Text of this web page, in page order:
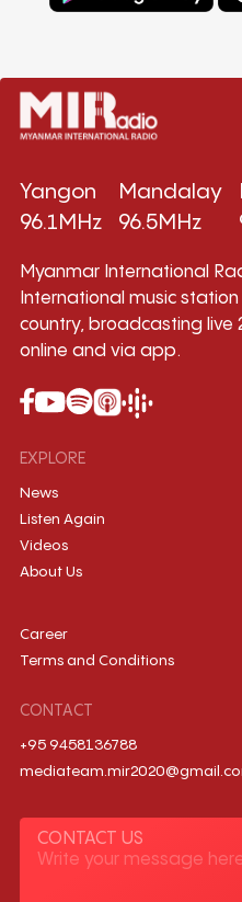
Yangon
96.1MHz
Mandalay
96.5MHz
Myanmar International
International music station
country, broadcasting live
online and via app.
EXPLORE
News
Listen Again
Videos
About Us
Career
Terms and Conditions
CONTACT
+95 9458136788
CONTACT US